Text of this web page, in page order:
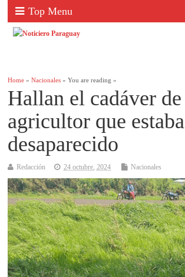
Top Menu
Home »Nacionales » You are reading »
Hallan el cadáver de
agricultor que estaba
desaparecido
Redacción 24 octubre, 2024 Nacionales